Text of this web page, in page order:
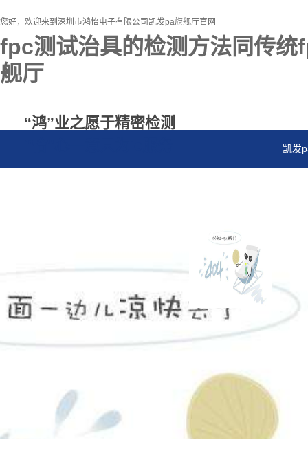
您好，欢迎来到深圳市鸿怡电子有限公司凯发pa旗舰厅官网
fpc测试治具的检测方法同传
舰厅
“鸿”业之愿于精密检测
凯发